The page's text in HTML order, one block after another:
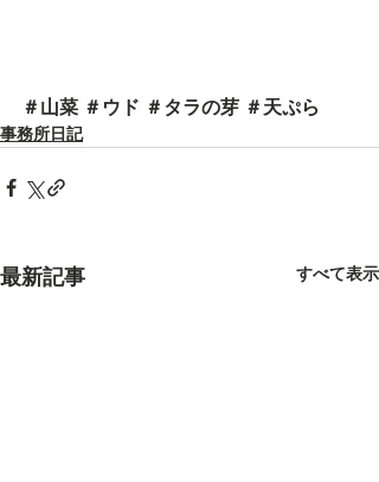
＃山菜 ＃ウド ＃タラの芽 ＃天ぷら
事務所日記
最新記事 すべて表示